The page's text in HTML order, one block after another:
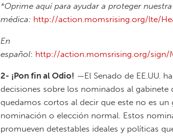
*Oprime aquí para ayudar a proteger
médica: http://action.momsrising.org/lte/
En
español: http://action.momsrising.org/sign/
2- ¡Pon fin al Odio! —El Senado de EE.UU.
decisiones sobre los nominados al gabinete
quedamos cortos al decir que este no es un
nominación o elección normal. Estos
promueven detestables ideales y políticas